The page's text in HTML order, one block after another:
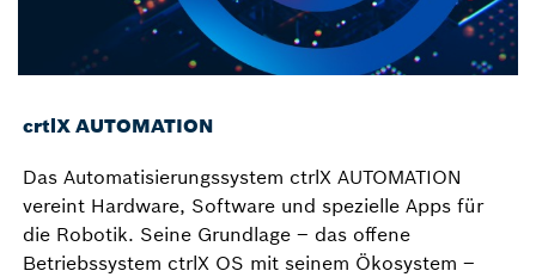
crtlX AUTOMATION
Das Automatisierungssystem ctrlX AUTOMATION
vereint Hardware, Software und spezielle Apps für
die Robotik. Seine Grundlage – das offene
Betriebssystem ctrlX OS mit seinem Ökosystem –